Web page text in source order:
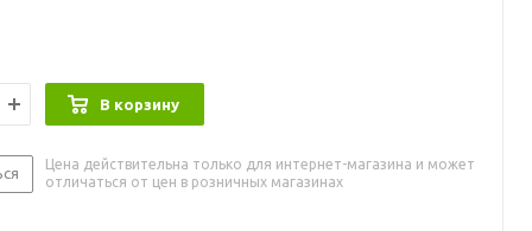
В корзину
Цена действительна только для интернет-магазина и может
отличаться от цен в розничных магазинах